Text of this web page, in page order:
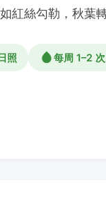
紅絲勾勒，秋葉
照 每周 1–2 次